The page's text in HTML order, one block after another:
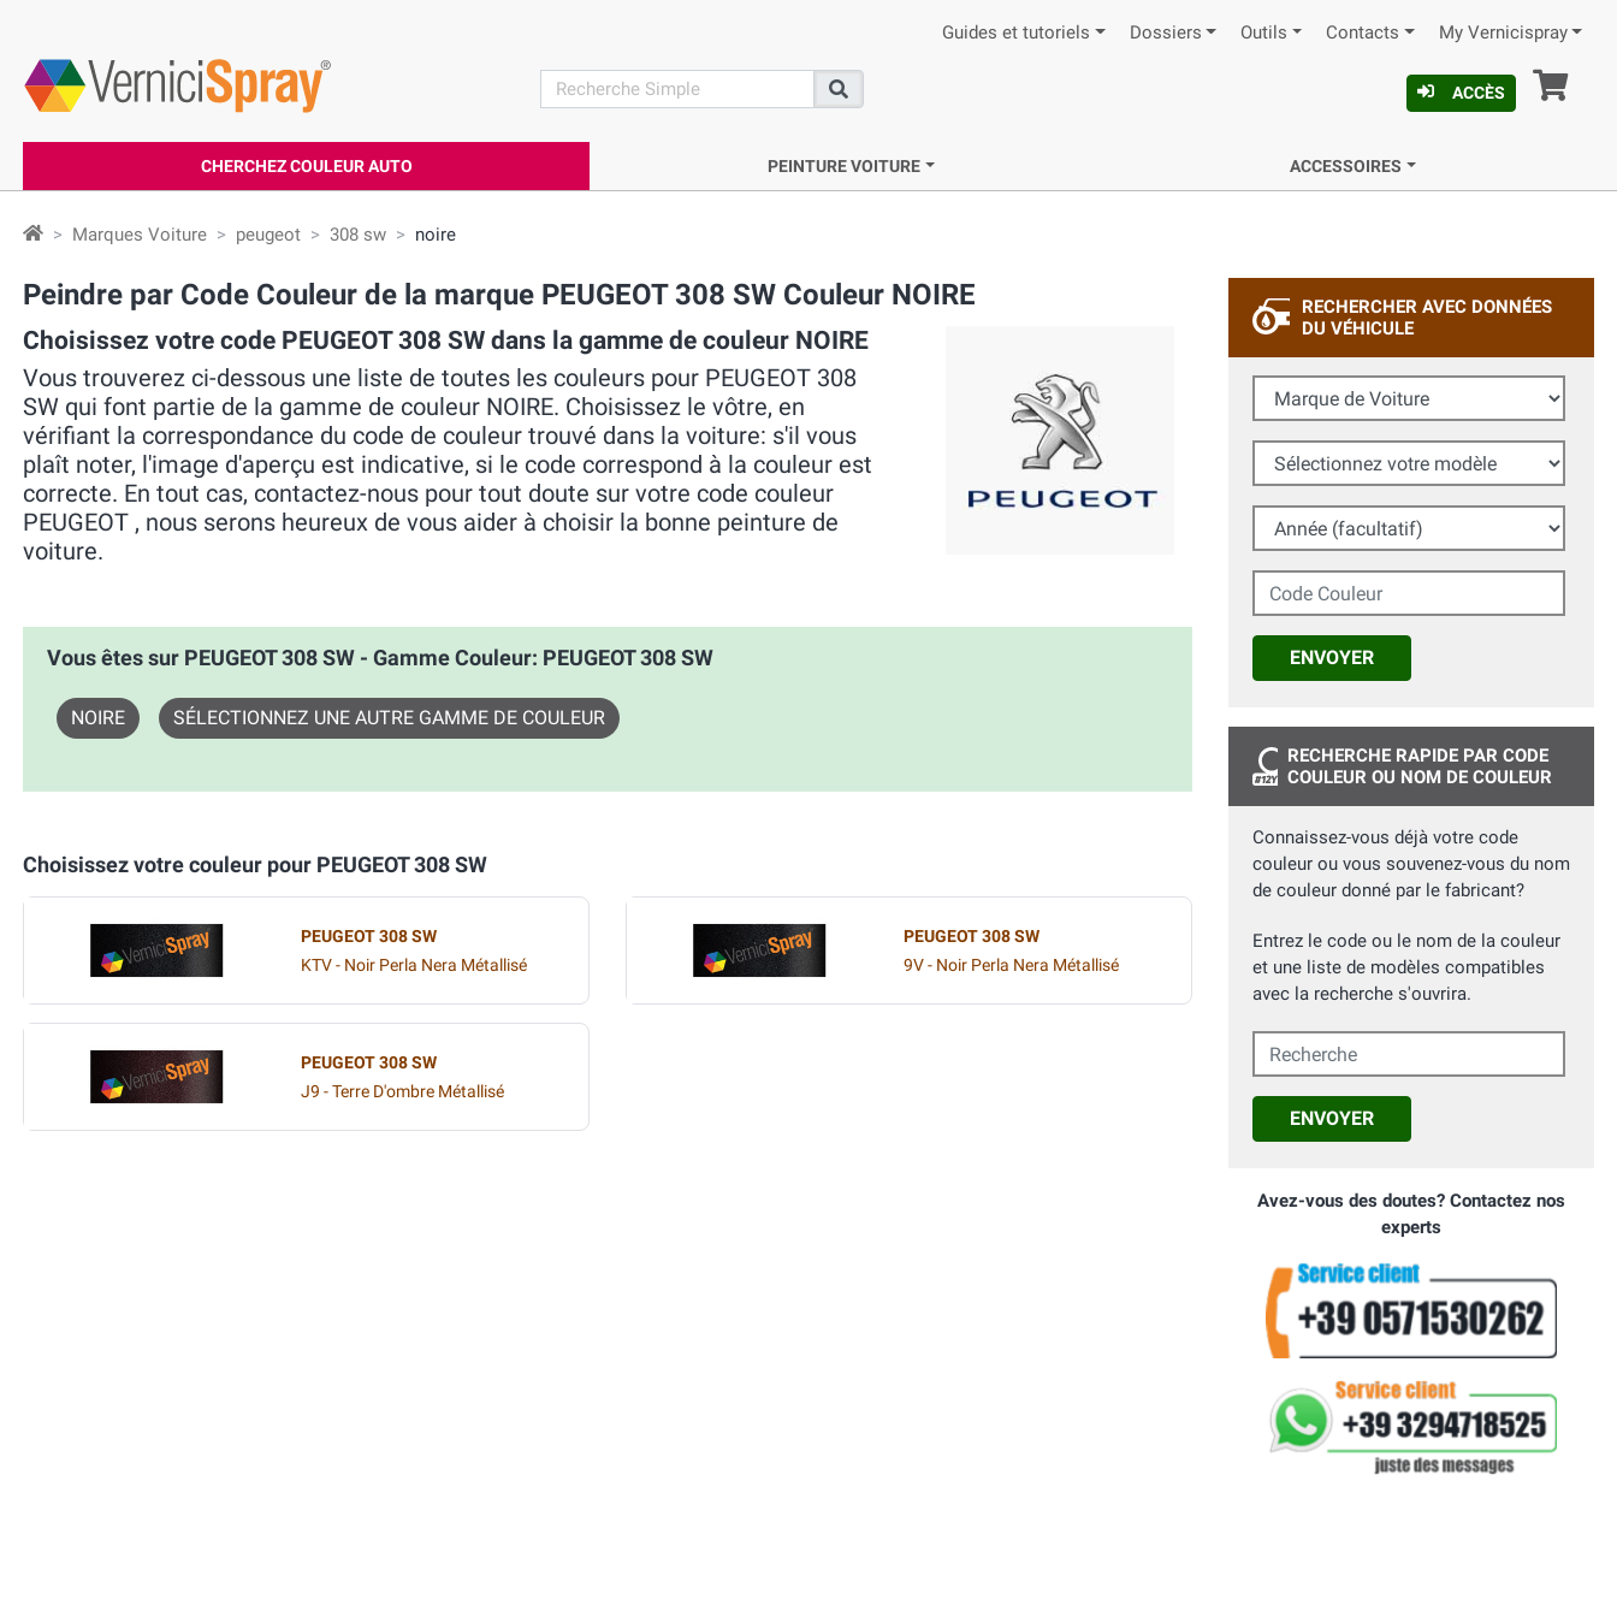
Guides et tutoriels Dossiers Outils Contacts My Vernicispray
search
Recherche
ACCÈS
CHERCHEZ COULEUR AUTO PEINTURE VOITURE ACCESSOIRES
Marques Voiture peugeot 308 sw noire
Peindre par Code Couleur de la marque PEUGEOT 308 SW Couleur NOIRE
Choisissez votre code PEUGEOT 308 SW dans la gamme de couleur NOIRE
Vous trouverez ci-dessous une liste de toutes les couleurs pour PEUGEOT 308
SW qui font partie de la gamme de couleur NOIRE. Choisissez le vôtre, en
vérifiant la correspondance du code de couleur trouvé dans la voiture: s'il vous
plaît noter, l'image d'aperçu est indicative, si le code correspond à la couleur est
correcte. En tout cas, contactez-nous pour tout doute sur votre code couleur
PEUGEOT , nous serons heureux de vous aider à choisir la bonne peinture de
voiture.
Vous êtes sur PEUGEOT 308 SW - Gamme Couleur: PEUGEOT 308 SW
NOIRE SÉLECTIONNEZ UNE AUTRE GAMME DE COULEUR
Choisissez votre couleur pour PEUGEOT 308 SW
PEUGEOT 308 SW
KTV - Noir Perla Nera Métallisé
PEUGEOT 308 SW
9V - Noir Perla Nera Métallisé
PEUGEOT 308 SW
J9 - Terre D'ombre Métallisé
RECHERCHER AVEC DONNÉES
DU VÉHICULE
Marque de Voiture
Sélectionnez votre modèle
Année (facultatif)
Code Couleur
ENVOYER
RECHERCHE RAPIDE PAR CODE
COULEUR OU NOM DE COULEUR
Connaissez-vous déjà votre code
couleur ou vous souvenez-vous du nom
de couleur donné par le fabricant?
Entrez le code ou le nom de la couleur
et une liste de modèles compatibles
avec la recherche s'ouvrira.
Recherche
ENVOYER
Avez-vous des doutes? Contactez nos
experts